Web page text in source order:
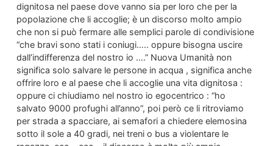
dignitosa nel paese dove vanno sia per loro che per la
popolazione che li accoglie; è un discorso molto ampio
che non si può fermare alle semplici parole di condivisione
“che bravi sono stati i coniugi….. oppure bisogna uscire
dall’indifferenza del nostro io ….” Nuova Umanità non
significa solo salvare le persone in acqua , significa anche
offrire loro e al paese che li accoglie una vita dignitosa :
oppure ci chiudiamo nel nostro io egocentrico : “ho
salvato 9000 profughi all’anno”, poi però ce li ritroviamo
per strada a spacciare, ai semafori a chiedere elemosina
sotto il sole a 40 gradi, nei treni o bus a violentare le